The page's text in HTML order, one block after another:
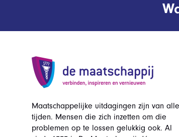
Maatschappelijke uitdagingen zijn van alle
tijden. Mensen die zich inzetten om die
problemen op te lossen gelukkig ook. Al